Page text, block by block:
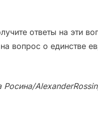
ответы на эти
вопрос о единстве
Росина/AlexanderRossin